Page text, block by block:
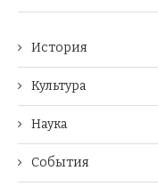
История
Культура
Наука
События